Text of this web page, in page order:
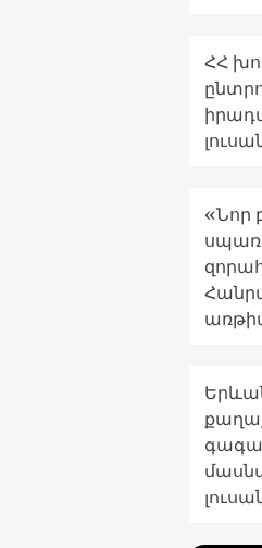
ՀՀ
«Նոր